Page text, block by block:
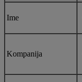
Ime
Kompanija